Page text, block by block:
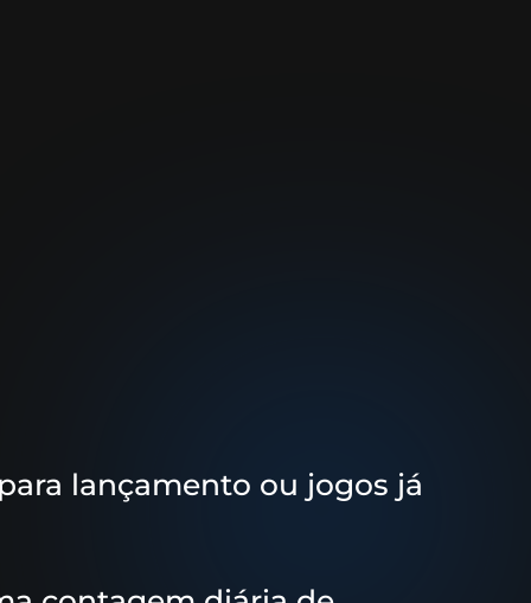
lançamento ou jogos já